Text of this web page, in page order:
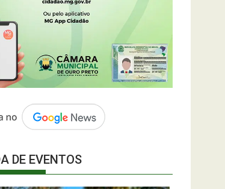
DE EVENTOS